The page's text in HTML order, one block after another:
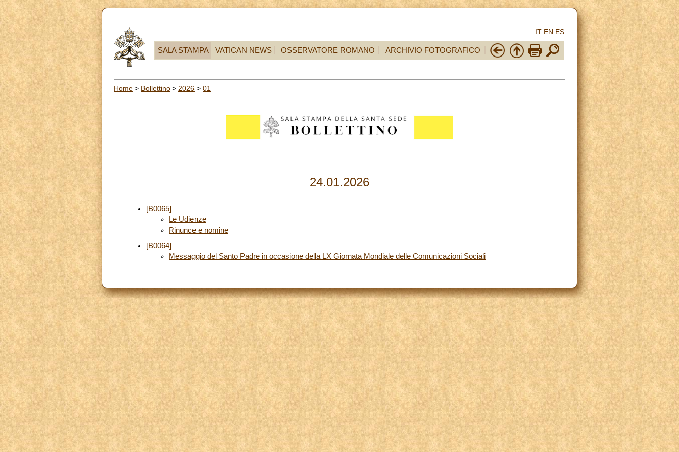
IT EN ES
SALA STAMPA VATICAN NEWS OSSERVATORE ROMANO ARCHIVIO FOTOGRAFICO
Home > Bollettino > 2026 > 01
24.01.2026
[B0065]
Le Udienze
Rinunce e nomine
[B0064]
Messaggio del Santo Padre in occasione della LX Giornata Mondiale delle Comunicazioni Sociali